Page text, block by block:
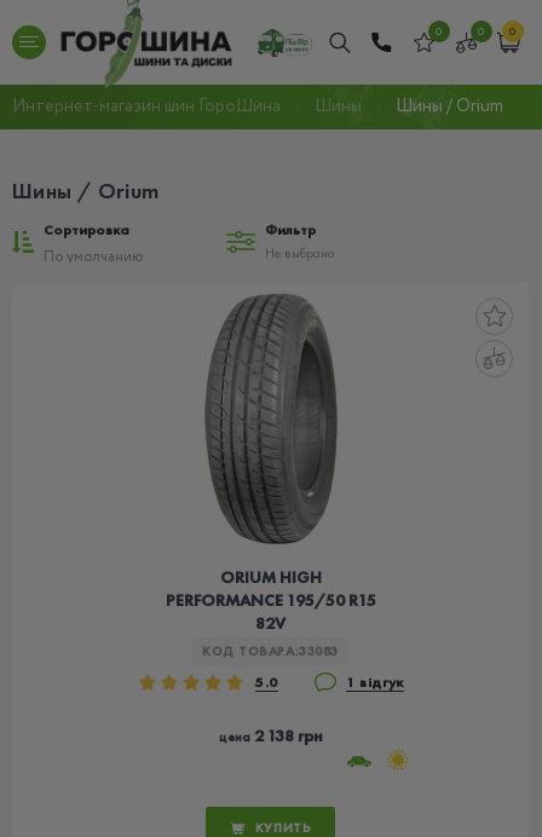
0 0 0
Интернет-магазин шин ГороШина Шины Шины / Orium
Шины / Orium
Сортировка
Фильтр
Не выбрано
ORIUM HIGH
PERFORMANCE 195/50 R15
82V
КОД ТОВАРА:33083
5.0 1 відгук
цена2 138 грн
КУПИТЬ